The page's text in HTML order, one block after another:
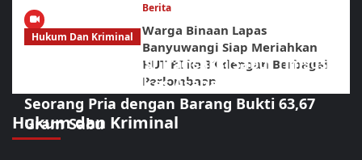
Berita
Warga Binaan Lapas
Banyuwangi Siap Meriahkan
HUT RI ke 81 dengan Berbagai
Perlombaan
Hukum dan Kriminal
Hukum Dan Kriminal
Diduga Jadi Lokasi Transaksi Sabu, Timsus
Anti Narkoba Polres Asahan Amankan
Seorang Pria dengan Barang Bukti 63,67
Gram Sabu